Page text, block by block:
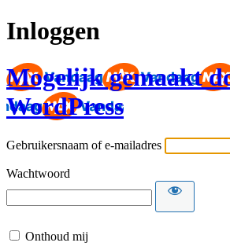
Inloggen
Mogelijk gemaakt
WordPress
Gebruikersnaam of e-mailadres
Wachtwoord
Onthoud mij